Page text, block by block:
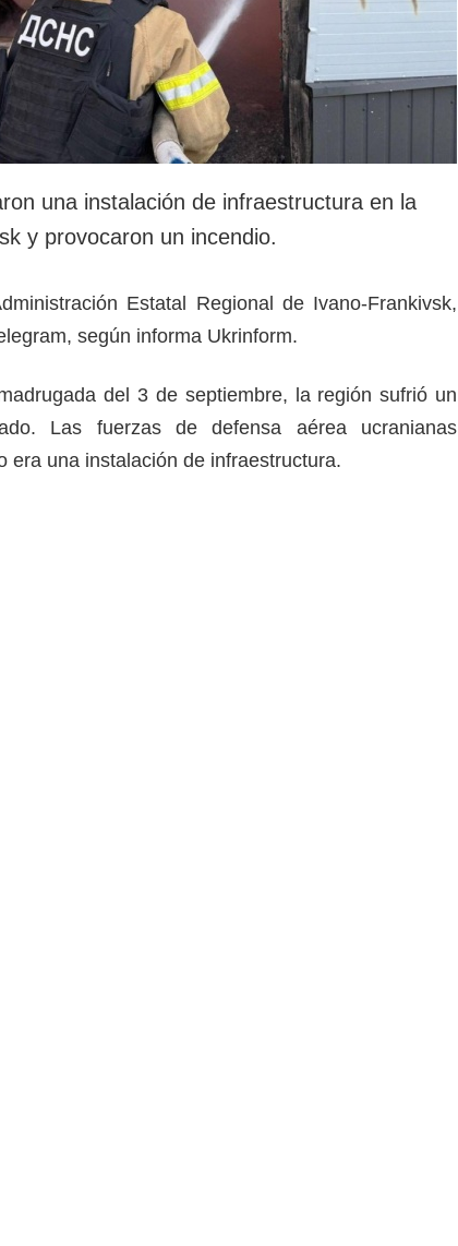
una instalación de infraestructura en la
y provocaron un incendio.
Estatal Regional de Ivano-Frankivsk,
según informa Ukrinform.
del 3 de septiembre, la región sufrió un
Las fuerzas de defensa aérea ucranianas
era una instalación de infraestructura.